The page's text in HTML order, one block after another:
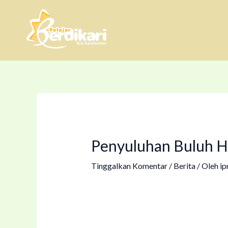
Penyuluhan Buluh
Tinggalkan Komentar / Berita/ Oleh
Post
navigation